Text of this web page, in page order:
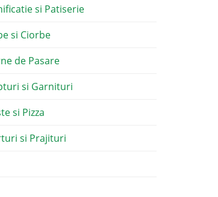
si Patiserie
si Ciorbe
de Pasare
si Garnituri
si Pizza
si Prajituri